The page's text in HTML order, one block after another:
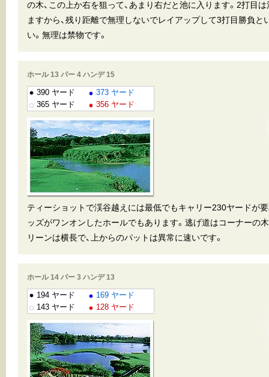
の木、この上か右を狙って、あまり右だと池に入ります。2打目
ますから、残り距離で無理しないでレイアップして3打目勝負と
い。無理は禁物です。
ホール 13 パー 4 ハンデ 15
390 ヤード
373 ヤード
365 ヤード
356 ヤード
ティーショットで渓谷越えには最低でもキャリー230ヤードが
ッズがワンオンしたホールでもあります。逃げ道はコーナーの
リーンは横長で、上からのパットは異常に速いです。
ホール 14 パー 3 ハンデ 13
194 ヤード
169 ヤード
143 ヤード
128 ヤード